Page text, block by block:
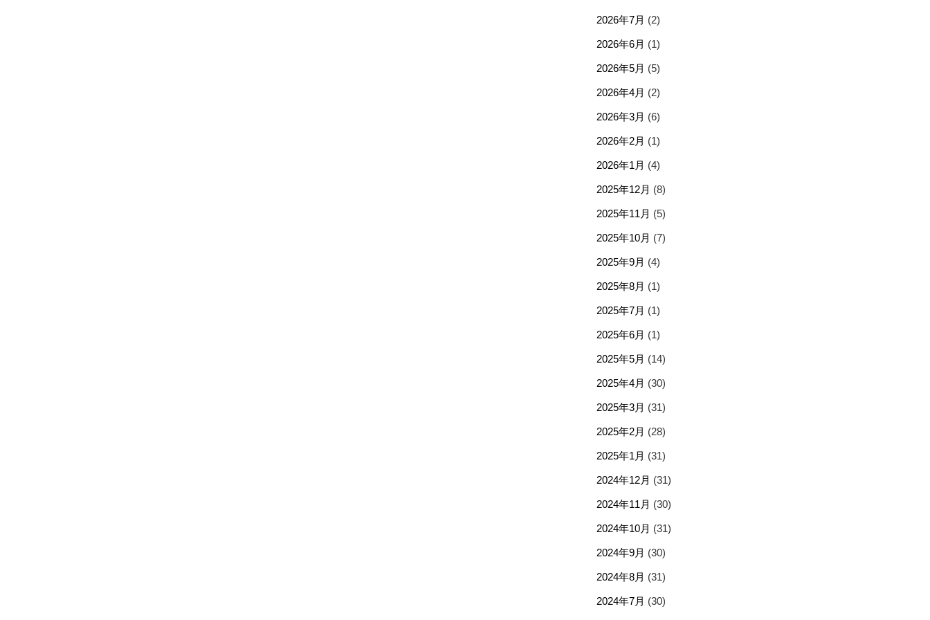
2026年7月 (2)
2026年6月 (1)
2026年5月 (5)
2026年4月 (2)
2026年3月 (6)
2026年2月 (1)
2026年1月 (4)
2025年12月 (8)
2025年11月 (5)
2025年10月 (7)
2025年9月 (4)
2025年8月 (1)
2025年7月 (1)
2025年6月 (1)
2025年5月 (14)
2025年4月 (30)
2025年3月 (31)
2025年2月 (28)
2025年1月 (31)
2024年12月 (31)
2024年11月 (30)
2024年10月 (31)
2024年9月 (30)
2024年8月 (31)
2024年7月 (30)